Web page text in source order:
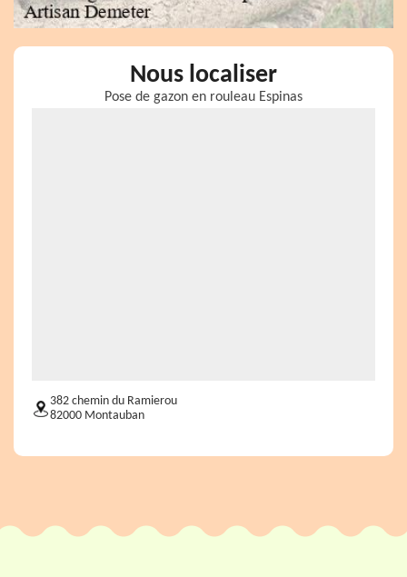
Nous localiser
Pose de gazon en rouleau Espinas
382 chemin du Ramierou
82000 Montauban